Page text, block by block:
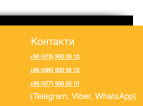
Контакти
+38 (073) 900 33 13;
+38 (095) 900 33 13;
+38 (077) 900 33 13
(Telegram, Viber, WhatsApp)